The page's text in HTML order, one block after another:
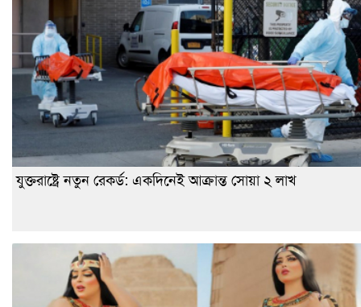
যুক্তরাষ্ট্রে নতুন রেকর্ড: একদিনেই আক্রান্ত সোয়া ২ লাখ